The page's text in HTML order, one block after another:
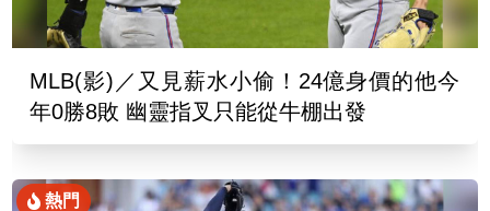
MLB(影)／又見薪水小偷！24億身價的他今
年0勝8敗 幽靈指叉只能從牛棚出發
熱門